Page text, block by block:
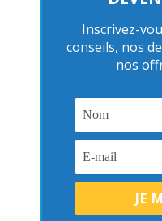
Inscrivez-
conseils, nos
nos